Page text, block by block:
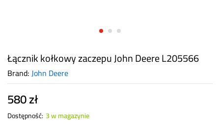
Łącznik kołkowy zaczepu John Deere L205566
Brand:John Deere
580zł
Dostępność:3 w magazynie